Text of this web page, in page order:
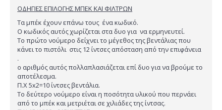
ΟΔΗΓΙΕΣ ΕΠΙΛΟΓΗΣ ΜΠΕΚ ΚΑΙ ΦΙΛΤΡΩΝ
Τα μπέκ έχουν επάνω τους ένα κωδικό.
Ο κωδικός αυτός χωρίζεται στα δυο για να ερμηνευτεί.
Το πρώτο νούμερο δείχνει το μέγεθος της βεντάλιας που
κάνει το πιστόλι στις 12 ίντσες απόσταση από την επιφάνεια
.
ο αριθμός αυτός πολλαπλασιάζεται επί δυο για να βρούμε το
αποτέλεσμα.
Π.Χ 5x2=10 ίντσες βεντάλια.
Το δεύτερο νούμερο είναι η ποσότητα υλικού που περνάει
από το μπέκ και μετριέται σε χιλιάδες της ίντσας.